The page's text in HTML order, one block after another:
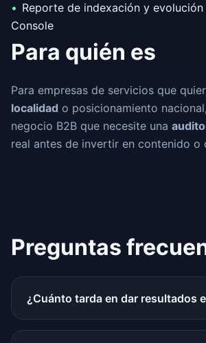
Reporte de indexación y evolución
Console
Para quién es
Para empresas de servicios que
localidad o posicionamiento
negocio B2B que necesite una
real antes de invertir en contenido o
Preguntas
¿Cuánto tarda en dar resultados